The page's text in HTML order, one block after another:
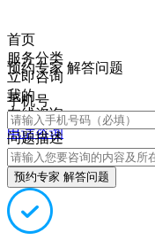
首页
服务分类
立即咨询
我的
在线咨询
电话咨询
预约专家 解答问题
手机号
问题描述
预约专家 解答问题